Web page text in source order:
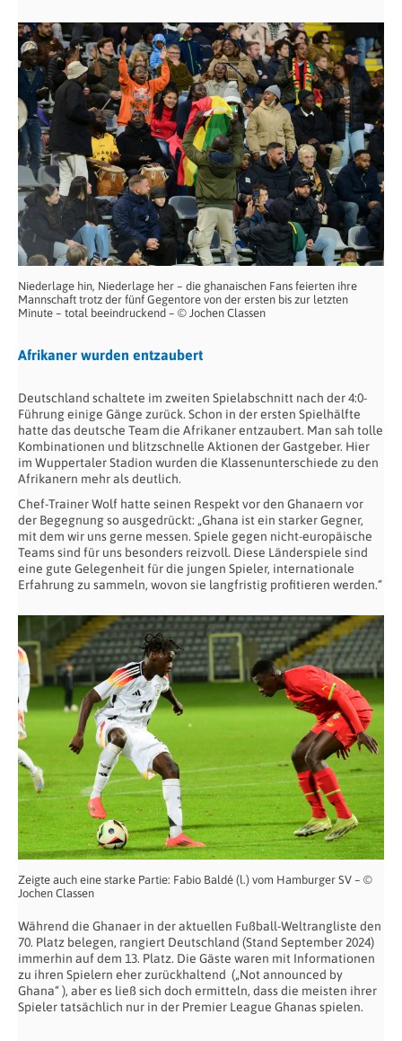
Niederlage hin, Niederlage her – die ghanaischen Fans feierten ihre
Mannschaft trotz der fünf Gegentore von der ersten bis zur letzten
Minute – total beeindruckend – © Jochen Classen
Afrikaner wurden entzaubert
Deutschland schaltete im zweiten Spielabschnitt nach der 4:0-
Führung einige Gänge zurück. Schon in der ersten Spielhälfte
hatte das deutsche Team die Afrikaner entzaubert. Man sah tolle
Kombinationen und blitzschnelle Aktionen der Gastgeber. Hier
im Wuppertaler Stadion wurden die Klassenunterschiede zu den
Afrikanern mehr als deutlich.
Chef-Trainer Wolf hatte seinen Respekt vor den Ghanaern vor
der Begegnung so ausgedrückt: „Ghana ist ein starker Gegner,
mit dem wir uns gerne messen. Spiele gegen nicht-europäische
Teams sind für uns besonders reizvoll. Diese Länderspiele sind
eine gute Gelegenheit für die jungen Spieler, internationale
Erfahrung zu sammeln, wovon sie langfristig profitieren werden.“
Zeigte auch eine starke Partie: Fabio Baldé (l.) vom Hamburger SV – ©
Jochen Classen
Während die Ghanaer in der aktuellen Fußball-Weltrangliste den
70. Platz belegen, rangiert Deutschland (Stand September 2024)
immerhin auf dem 13. Platz. Die Gäste waren mit Informationen
zu ihren Spielern eher zurückhaltend („Not announced by
Ghana“ ), aber es ließ sich doch ermitteln, dass die meisten ihrer
Spieler tatsächlich nur in der Premier League Ghanas spielen.